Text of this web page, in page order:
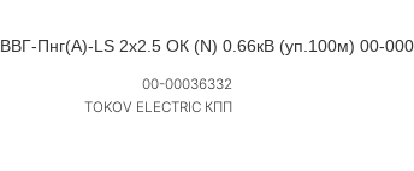
Пнг(А)-LS 2х2.5 ОК (N) 0.66кВ (уп.100м) 00-
00-00036332
TOKOV ELECTRIC КПП